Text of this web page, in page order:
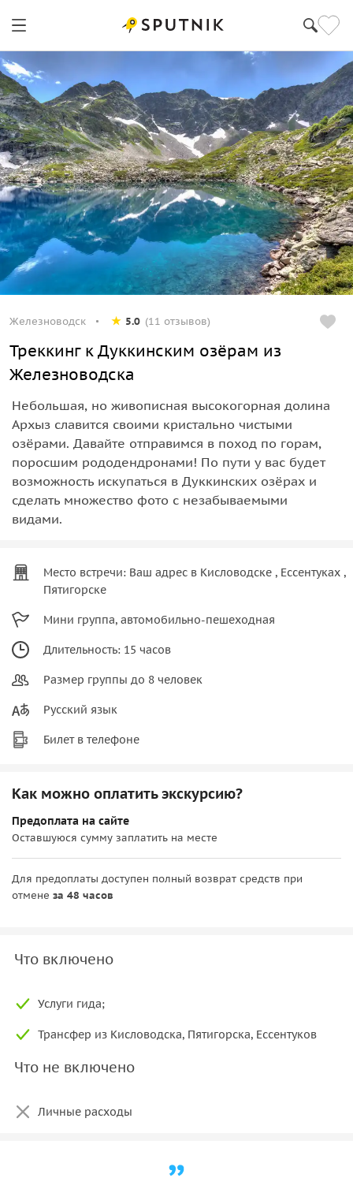
Железноводск 5.0 (11 отзывов)
Треккинг к Дуккинским озёрам из
Железноводска
Небольшая, но живописная высокогорная долина
Архыз славится своими кристально чистыми
озёрами. Давайте отправимся в поход по горам,
поросшим рододендронами! По пути у вас будет
возможность искупаться в Дуккинских озёрах и
сделать множество фото с незабываемыми
видами.
Место встречи: Ваш адрес в Кисловодске , Ессентуках ,
Пятигорске
Мини группа, автомобильно-пешеходная
Длительность: 15 часов
Размер группы до 8 человек
Русский язык
Билет в телефоне
Как можно оплатить экскурсию?
Предоплата на сайте
Оставшуюся сумму заплатить на месте
Для предоплаты доступен полный возврат средств при
отмене за 48 часов
Что включено
Услуги гида;
Трансфер из Кисловодска, Пятигорска, Ессентуков
Что не включено
Личные расходы